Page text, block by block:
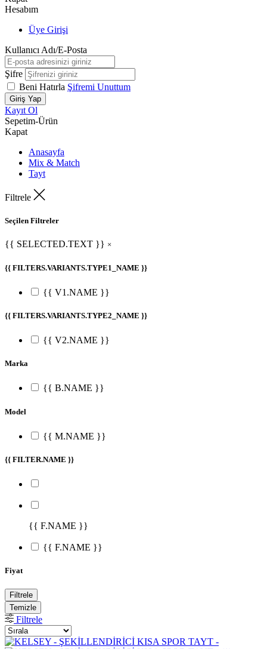
Hesabım
Üye Girişi
Kullanıcı Adı/E-Posta
Şifre
Beni Hatırla Şifremi Unuttum
Giriş Yap
Kayıt Ol
Sepetim-Ürün
Kapat
Anasayfa
Mix & Match
Tayt
Filtrele
Seçilen Filtreler
{{ SELECTED.TEXT }} ×
{{ FILTERS.VARIANTS.TYPE1_NAME }}
{{ V1.NAME }}
{{ FILTERS.VARIANTS.TYPE2_NAME }}
{{ V2.NAME }}
Marka
{{ B.NAME }}
Model
{{ M.NAME }}
{{ FILTER.NAME }}
{{ F.NAME }}
{{ F.NAME }}
Fiyat
Filtrele
Temizle
Filtrele